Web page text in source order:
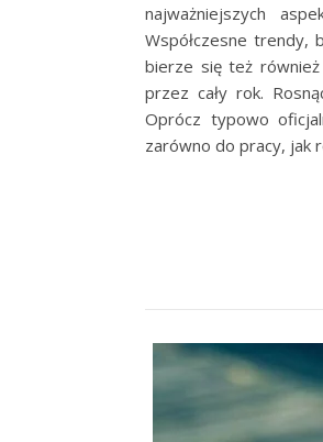
najważniejszych
Współczesne trendy,
bierze się też
przez cały rok.
Oprócz typowo
zarówno do pracy, jak